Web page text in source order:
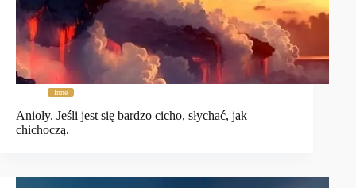
Inne
Anioły. Jeśli jest się bardzo cicho, słychać, jak
chichoczą.